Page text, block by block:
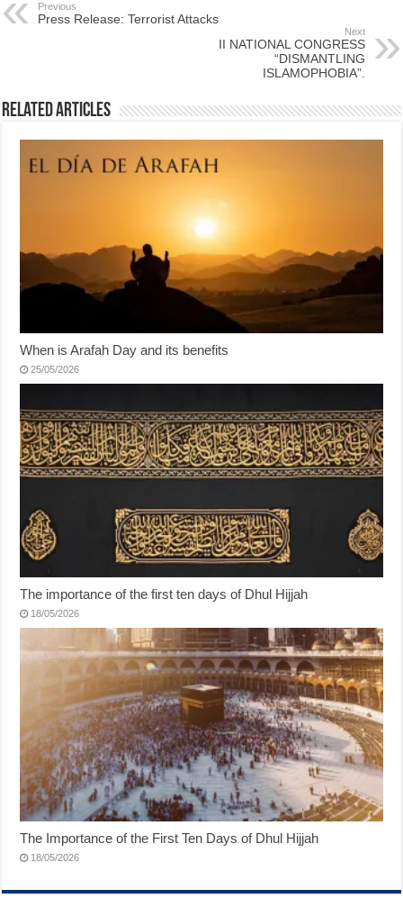
Previous
Press Release: Terrorist Attacks
Next
II NATIONAL CONGRESS
“DISMANTLING
ISLAMOPHOBIA”.
Related Articles
When is Arafah Day and its benefits
25/05/2026
The importance of the first ten days of Dhul Hijjah
18/05/2026
The Importance of the First Ten Days of Dhul Hijjah
18/05/2026